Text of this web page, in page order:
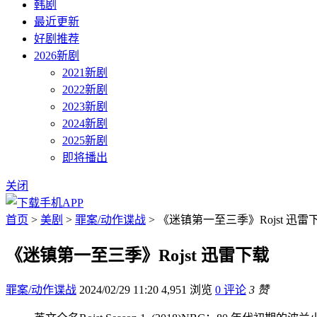
韩剧
最近更新
好剧推荐
2026新剧
2021新剧
2022新剧
2023新剧
2024新剧
2025新剧
即将播出
关闭
首页 > 美剧 > 罪案/动作谍战 > 《迷镇第一至三季》Rojst 迅雷
《迷镇第一至三季》Rojst 迅雷下载
罪案/动作谍战 2024/02/29 11:20 4,951 浏览 0 评论 3 赞